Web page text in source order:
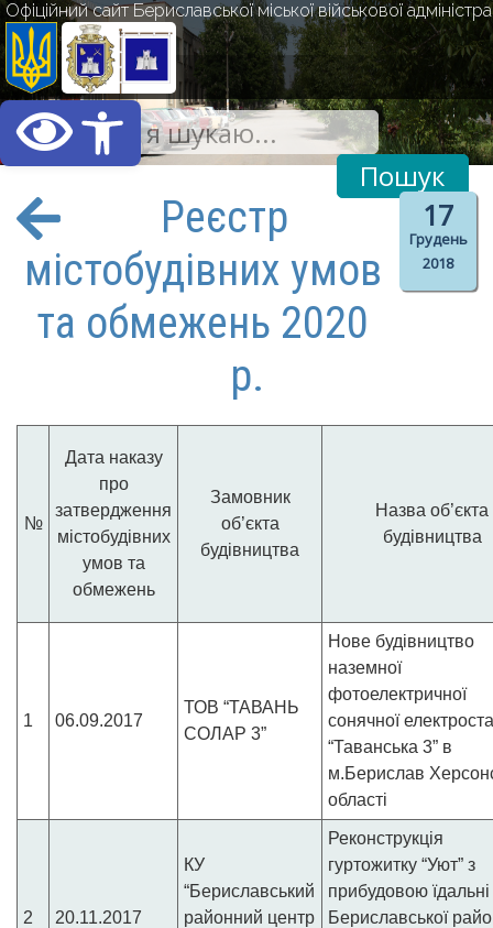
Відкрити Панель
Офіційний сайт Бериславської міської військової
17
Грудень
2018
Реєстр
містобудівних умов
та обмежень 2020
р.
№
Дата наказу
про
затвердження
містобудівних
умов та
обмежень
Замовник
об’єкта
будівництва
Назва об’єкта
будівництва
1 06.09.2017
ТОВ “ТАВАНЬ
СОЛАР 3”
Нове будівництво
наземної
фотоелектричної
сонячної
“Таванська 3” в
м.Берислав
області
2 20.11.2017
КУ
“Бериславський
районний центр
Реконструкція
гуртожитку “Уют” з
прибудовою їдальні
Бериславської